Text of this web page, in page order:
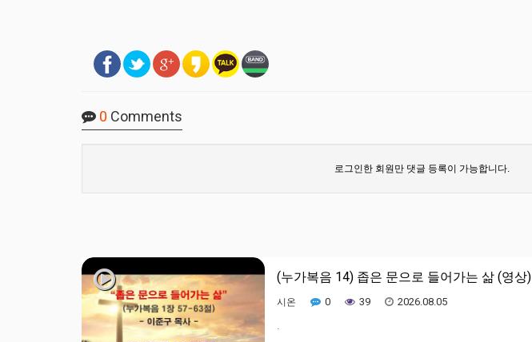
0 Comments
로그인한 회원만 댓글 등록이 가능합니다.
(누가복음 14) 좁은 문으로 들어가는 삶 (영상)
시온 0 39 2026.08.05
.